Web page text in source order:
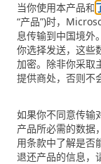
当你使用本产品和
“产品”)时，
息传输到中国境外
你选择发送，这些
加密。除非你采取
提供商处，否则不
如果你不同意传输
产品所必需的数据
用条款中了解是
退还产品的信息